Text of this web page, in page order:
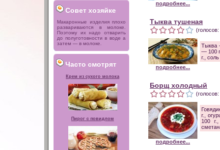
Совет хозяйке
Макаронные изделия плохо
развариваются в молоке.
Поэтому их надо отварить
до полуготовности в воде а
затем — в молоке.
Часто смотрят
Крем из сухого молока
Пирог с повидлом
подробнее...
Тыква тушеная
подробнее...
Тыква
— 100
г.,
Борщ холодный
подробнее...
г.,
100